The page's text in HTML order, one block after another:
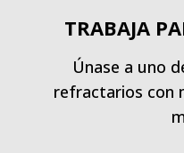
TRABAJA
Únase a uno
refractarios con